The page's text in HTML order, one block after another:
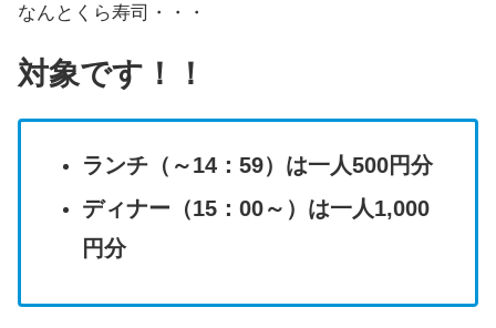
なんとくら寿司・・・
対象です！！
ランチ（～14：59）は一人500円分
ディナー（15：00～）は一人1,000
円分